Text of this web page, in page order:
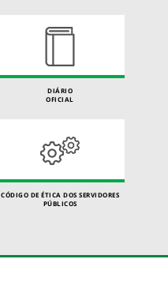
DIÁRIO
OFICIAL
CÓDIGO DE ÉTICA DOS SERVIDORES
PÚBLICOS